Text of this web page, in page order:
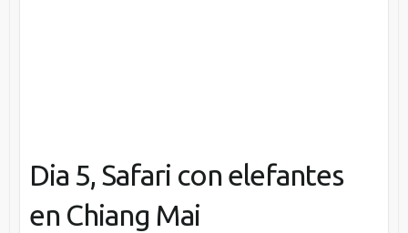
Dia 5, Safari con elefantes
en Chiang Mai